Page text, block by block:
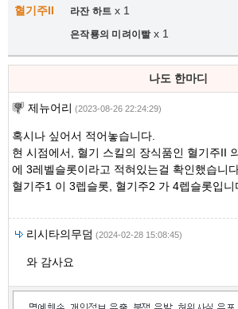
혈기주II 라잔 하트 x 1
은작룡의 미려이빨x 1
나도 한마디
제뉴어리 (2023-08-26 22:24:29)
혹시나 싶어서 적어놓습니다.
현 시점에서, 혈기 스킬의 장식품인 혈기주II
에 3레벨슬롯이라고 적혀있는걸 확인했습니
혈기주1 이 3렙슬롯, 혈기주2 가 4렙슬롯입니
리시타의무덤 (2024-02-28 15:08:45)
와 감사요